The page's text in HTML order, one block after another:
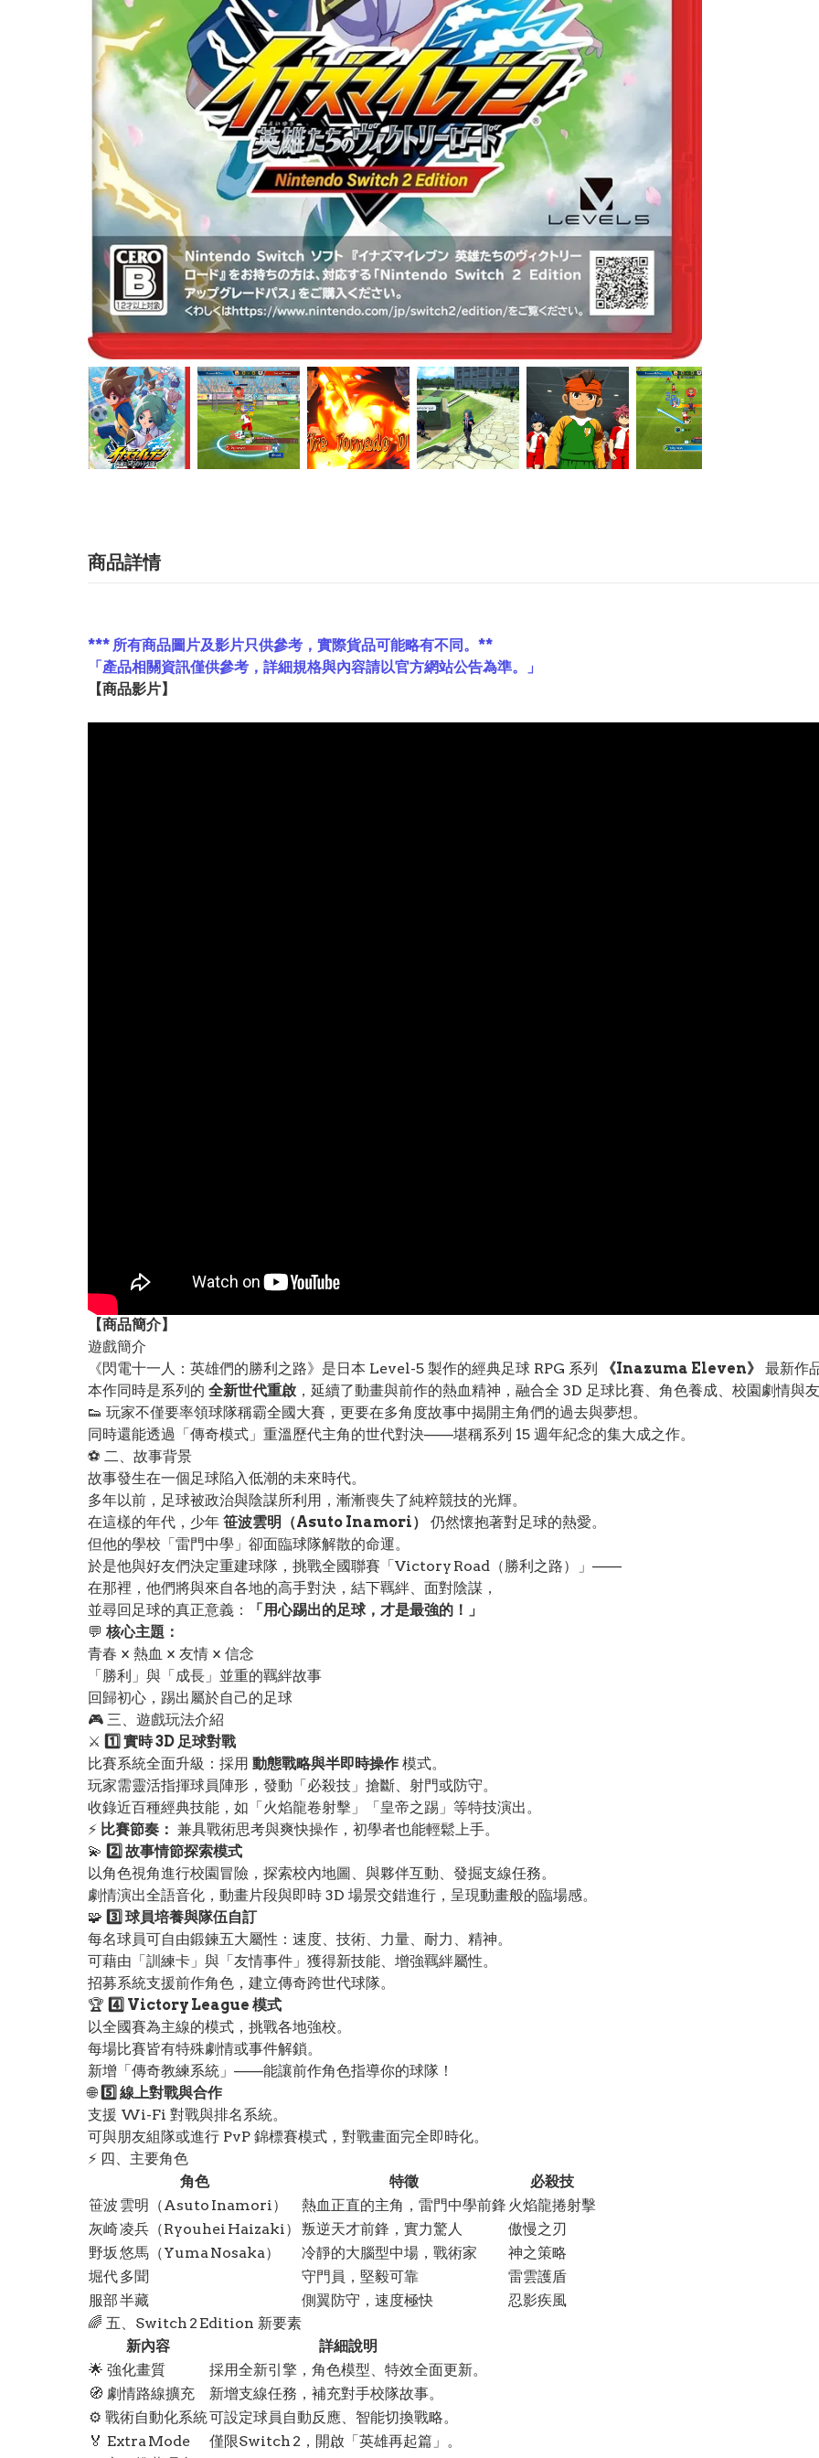
商品詳情
*** 所有商品圖片及影片只供參考，實際貨品可能略有不同。**
「產品相關資訊僅供參考，詳細規格與內容請以官方網站公告為準。」
【商品影片】
【商品簡介】
遊戲簡介
《閃電十一人：英雄們的勝利之路》是日本 Level-5 製作的經典足球 RPG 系列
《Inazuma Eleven》
最新作
本作同時是系列的 全新世代重啟 ，延續了動畫與前作的熱血精神，融合全 3D 足球比賽、角色養成、校園劇情與友
👟 玩家不僅要率領球隊稱霸全國大賽，更要在多角度故事中揭開主角們的過去與夢想。
同時還能透過「傳奇模式」重溫歷代主角的世代對決——堪稱系列 15 週年紀念的集大成之作。
⚽ 二、故事背景
故事發生在一個足球陷入低潮的未來時代。
多年以前，足球被政治與陰謀所利用，漸漸喪失了純粹競技的光輝。
在這樣的年代，少年 笹波雲明（Asuto Inamori）
仍然懷抱著對足球的熱愛。
但他的學校「雷門中學」卻面臨球隊解散的命運。
於是他與好友們決定重建球隊，挑戰全國聯賽「Victory Road（勝利之路）」——
在那裡，他們將與來自各地的高手對決，結下羈絆、面對陰謀，
並尋回足球的真正意義：
「用心踢出的足球，才是最強的！」
💬 核心主題：
青春 × 熱血 × 友情 × 信念
「勝利」與「成長」並重的羈絆故事
回歸初心，踢出屬於自己的足球
🎮 三、遊戲玩法介紹
⚔️ 1️⃣ 實時 3D 足球對戰
比賽系統全面升級：採用 動態戰略與半即時操作 模式。
玩家需靈活指揮球員陣形，發動「必殺技」搶斷、射門或防守。
收錄近百種經典技能，如「火焰龍卷射擊」「皇帝之踢」等特技演出。
⚡ 比賽節奏： 兼具戰術思考與爽快操作，初學者也能輕鬆上手。
💫 2️⃣ 故事情節探索模式
以角色視角進行校園冒險，探索校內地圖、與夥伴互動、發掘支線任務。
劇情演出全語音化，動畫片段與即時 3D 場景交錯進行，呈現動畫般的臨場感。
🧩 3️⃣ 球員培養與隊伍自訂
每名球員可自由鍛鍊五大屬性：速度、技術、力量、耐力、精神。
可藉由「訓練卡」與「友情事件」獲得新技能、增強羈絆屬性。
招募系統支援前作角色，建立傳奇跨世代球隊。
🏆 4️⃣ Victory League 模式
以全國賽為主線的模式，挑戰各地強校。
每場比賽皆有特殊劇情或事件解鎖。
新增「傳奇教練系統」——能讓前作角色指導你的球隊！
🌐 5️⃣ 線上對戰與合作
支援 Wi-Fi 對戰與排名系統。
可與朋友組隊或進行 PvP 錦標賽模式，對戰畫面完全即時化。
⚡ 四、主要角色
角色
特徵
必殺技
笹波 雲明（Asuto Inamori）
熱血正直的主角，雷門中學前鋒 火焰龍捲射擊
灰崎 凌兵（Ryouhei Haizaki）
叛逆天才前鋒，實力驚人
傲慢之刃
野坂 悠馬（Yuma Nosaka）
冷靜的大腦型中場，戰術家
神之策略
堀代 多聞
守門員，堅毅可靠
雷雲護盾
服部 半藏
側翼防守，速度極快
忍影疾風
🌈 五、Switch 2 Edition 新要素
新內容
詳細說明
🌟 強化畫質
採用全新引擎，角色模型、特效全面更新。
🧭 劇情路線擴充
新增支線任務，補充對手校隊故事。
⚙️ 戰術自動化系統可設定球員自動反應、智能切換戰略。
🏅 Extra Mode
僅限Switch 2，開啟「英雄再起篇」。